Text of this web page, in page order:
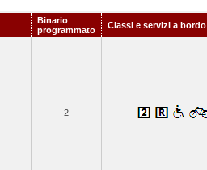
Binario
programmato
Classi e servizi a bordo
2